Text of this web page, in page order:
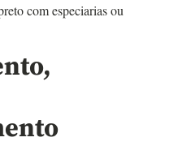
com especiarias ou